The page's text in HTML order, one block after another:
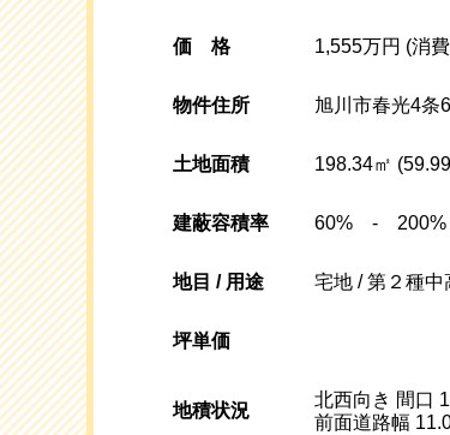
価格 1,555万円 (消
物件住所 旭川市春光4条
土地面積 198.34㎡
建蔽容積率 60% - 200%
地目 / 用途 宅地 / 第２種
坪単価
地積状況
北西向き 間口
前面道路幅